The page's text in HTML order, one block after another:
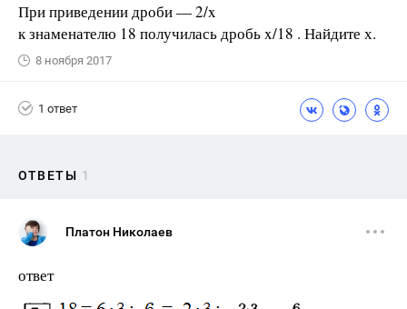
При приведении дроби — 2/x
к знаменателю 18 получилась дробь x/18 . Найдите х.
8 ноября 2017
1 ответ
ОТВЕТЫ 1
Платон Николаев
ответ